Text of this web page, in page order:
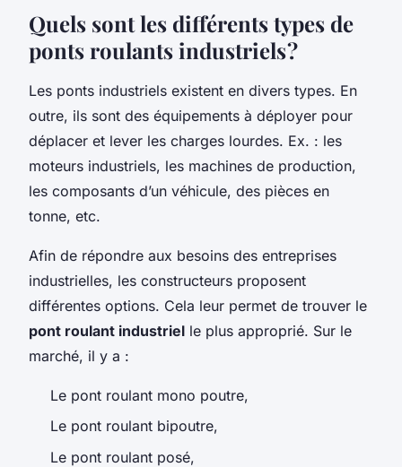
Quels sont les différents types de
ponts roulants industriels ?
Les ponts industriels existent en divers types. En
outre, ils sont des équipements à déployer pour
déplacer et lever les charges lourdes. Ex. : les
moteurs industriels, les machines de production,
les composants d’un véhicule, des pièces en
tonne, etc.
Afin de répondre aux besoins des entreprises
industrielles, les constructeurs proposent
différentes options. Cela leur permet de trouver le
pont roulant industriel le plus approprié. Sur le
marché, il y a :
Le pont roulant mono poutre,
Le pont roulant bipoutre,
Le pont roulant posé,